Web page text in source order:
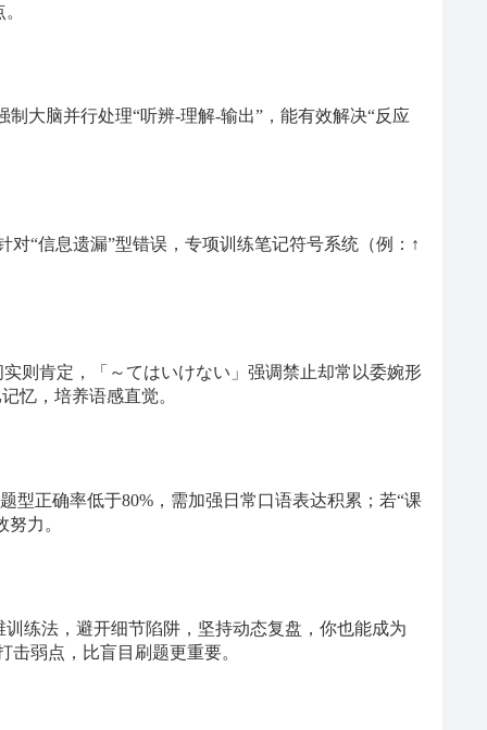
大脑并行处理“听辨-理解-输出”，能有效解决“反应
对“信息遗漏”型错误，专项训练笔记符号系统（例：↑
则肯定，「～てはいけない」强调禁止却常以委婉形
忆，培养语感直觉。
型正确率低于80%，需加强日常口语表达积累；若“课
力。
练法，避开细节陷阱，坚持动态复盘，你也能成为
弱点，比盲目刷题更重要。